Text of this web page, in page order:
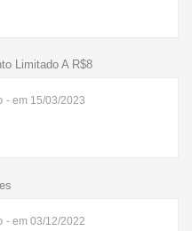
Limitado A R$8
- em 15/03/2023
- em 03/12/2022